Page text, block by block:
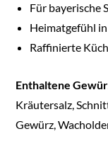
Für bayerische
Heimatgefühl
Raffinierte
Enthaltene
Kräutersalz,
Gewürz,